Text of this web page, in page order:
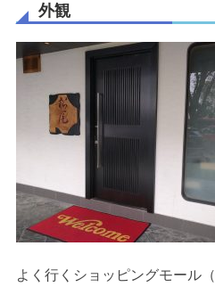
外観
よく行くショッピングモール（